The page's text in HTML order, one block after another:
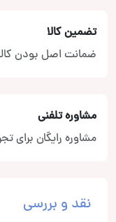
تضمین کالا
ضمانت اصل بودن
مشاوره تلفنی
مشاوره رایگان برای
نقد و بررسی